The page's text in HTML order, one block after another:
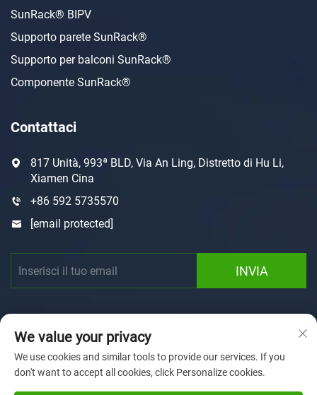
SunRack® BIPV
Supporto parete SunRack®
Supporto per balconi SunRack®
Componente SunRack®
Contattaci
817 Unità, 993ª BLD, Via An Ling, Distretto di Hu Li,
Xiamen Cina
+86 592 5735570
[email protected]
INVIA
We value your privacy
We use cookies and similar tools to provide our services. If you
don't want to accept all cookies, click Personalize cookies.